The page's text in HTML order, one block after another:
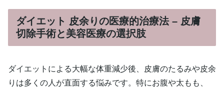
ダイエット 皮余りの医療的治療法 – 皮膚
切除手術と美容医療の選択肢
ダイエットによる大幅な体重減少後、皮膚のたるみや皮余
りは多くの人が直面する悩みです。特にお腹や太もも、